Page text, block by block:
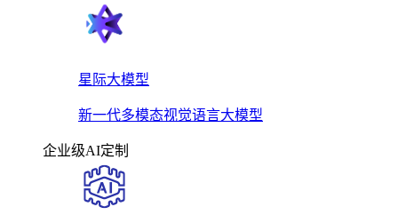
星际大模型
新一代多模态视觉语言大模型
企业级AI定制